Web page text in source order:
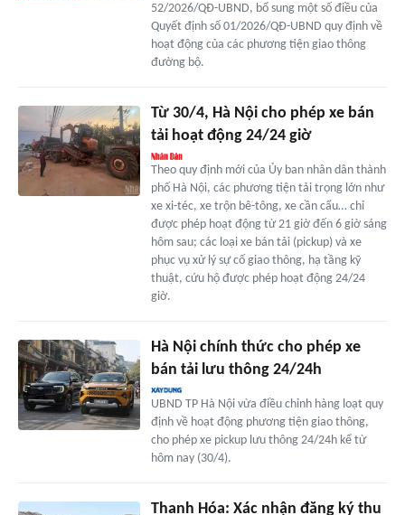
52/2026/QĐ-UBND, bổ sung một số điều của
Quyết định số 01/2026/QĐ-UBND quy định về
hoạt động của các phương tiện giao thông
đường bộ.
Từ 30/4, Hà Nội cho phép xe bán
tải hoạt động 24/24 giờ
Theo quy định mới của Ủy ban nhân dân thành
phố Hà Nội, các phương tiện tải trọng lớn như
xe xi-téc, xe trộn bê-tông, xe cần cẩu… chỉ
được phép hoạt động từ 21 giờ đến 6 giờ sáng
hôm sau; các loại xe bán tải (pickup) và xe
phục vụ xử lý sự cố giao thông, hạ tầng kỹ
thuật, cứu hộ được phép hoạt động 24/24
giờ.
Hà Nội chính thức cho phép xe
bán tải lưu thông 24/24h
UBND TP Hà Nội vừa điều chỉnh hàng loạt quy
định về hoạt động phương tiện giao thông,
cho phép xe pickup lưu thông 24/24h kể từ
hôm nay (30/4).
Thanh Hóa: Xác nhận đăng ký thu